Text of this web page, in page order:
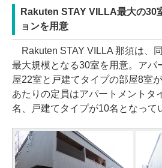
Rakuten STAY VILLA最大の30
ョンを用意
Rakuten STAY VILLA 那須は、
最大規模となる30室を用意。アパ
屋22室と戸建てタイプの部屋8室
あたりの定員はアパートメントタ
名、戸建てタイプが10名となって